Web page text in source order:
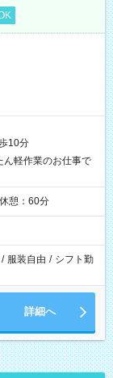
10分
ん軽作業のお仕事で
憩：60分
/ 服装自由 / シフト勤
詳細へ